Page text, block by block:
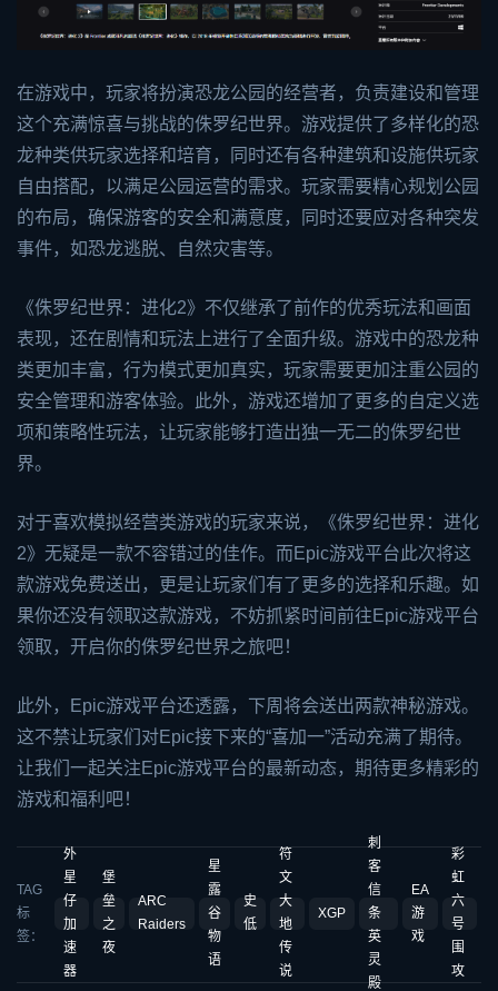
在游戏中，玩家将扮演恐龙公园的经营者，负责建设和管理
这个充满惊喜与挑战的侏罗纪世界。游戏提供了多样化的恐
龙种类供玩家选择和培育，同时还有各种建筑和设施供玩家
自由搭配，以满足公园运营的需求。玩家需要精心规划公园
的布局，确保游客的安全和满意度，同时还要应对各种突发
事件，如恐龙逃脱、自然灾害等。
《侏罗纪世界：进化2》不仅继承了前作的优秀玩法和画面
表现，还在剧情和玩法上进行了全面升级。游戏中的恐龙种
类更加丰富，行为模式更加真实，玩家需要更加注重公园的
安全管理和游客体验。此外，游戏还增加了更多的自定义选
项和策略性玩法，让玩家能够打造出独一无二的侏罗纪世
界。
对于喜欢模拟经营类游戏的玩家来说，《侏罗纪世界：进化
2》无疑是一款不容错过的佳作。而Epic游戏平台此次将这
款游戏免费送出，更是让玩家们有了更多的选择和乐趣。如
果你还没有领取这款游戏，不妨抓紧时间前往Epic游戏平台
领取，开启你的侏罗纪世界之旅吧！
此外，Epic游戏平台还透露，下周将会送出两款神秘游戏。
这不禁让玩家们对Epic接下来的“喜加一”活动充满了期待。
让我们一起关注Epic游戏平台的最新动态，期待更多精彩的
游戏和福利吧！
TAG
标
签：
外
星
仔
加
速
器
堡
垒
之
夜
ARC
Raiders
星
露
谷
物
语
史
低
符
文
大
地
传
说
XGP
刺
客
信
条
英
灵
殿
EA
游
戏
彩
虹
六
号
围
攻